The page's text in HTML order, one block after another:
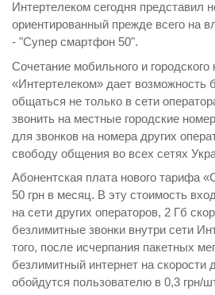
Интертелеком сегодня представил
ориентированный прежде всего на
- "Супер смартфон 50".
Сочетание мобильного и городского
«Интертелеком» дает возможность
общаться не только в сети
звонить на местные городские
для звонков на номера других
свободу общения во всех сетях
Абонентская плата нового тарифа
50 грн в месяц. В эту стоимость
на сети других операторов, 2 Гб
безлимитные звонки внутри сети
того, после исчерпания пакетных
безлимитный интернет на
обойдутся пользователю в 0,3 грн/